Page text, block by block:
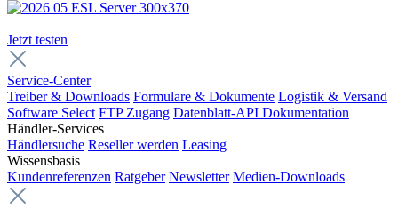
Jetzt testen
Service-Center
Treiber & Downloads Formulare & Dokumente Logistik & Versand
Software Select FTP Zugang Datenblatt-API Dokumentation
Händler-Services
Händlersuche Reseller werden Leasing
Wissensbasis
Kundenreferenzen Ratgeber Newsletter Medien-Downloads